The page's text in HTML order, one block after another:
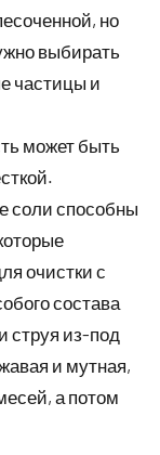
но
выбирать
частицы и
может быть
соли способны
очистки с
состава
струя из-под
и мутная,
а потом